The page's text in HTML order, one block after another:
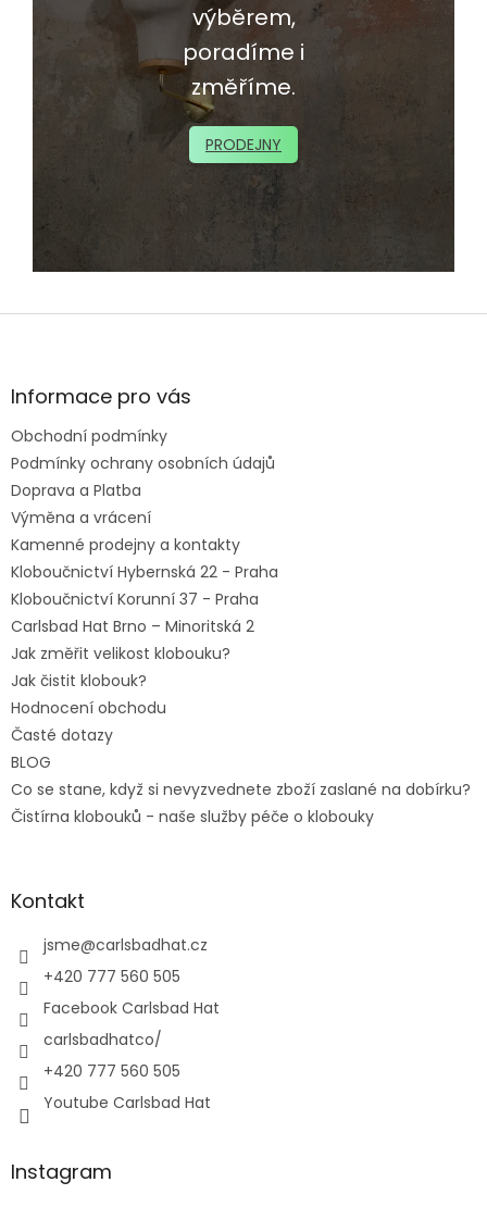
výběrem,
poradíme i
změříme.
PRODEJNY
Z
aInformace pro vás
Obchodní podmínky
Podmínky ochrany osobních údajů
Doprava a Platba
Výměna a vrácení
Kamenné prodejny a kontakty
Kloboučnictví Hybernská 22 - Praha
Kloboučnictví Korunní 37 - Praha
Carlsbad Hat Brno – Minoritská 2
Jak změřit velikost klobouku?
Jak čistit klobouk?
Hodnocení obchodu
Časté dotazy
BLOG
Co se stane, když si nevyzvednete zboží zaslané na dobírku?
Čistírna klobouků - naše služby péče o klobouky
Kontakt
jsme@carlsbadhat.cz
+420 777 560 505
Facebook Carlsbad Hat
carlsbadhatco/
+420 777 560 505
Youtube Carlsbad Hat
Instagram